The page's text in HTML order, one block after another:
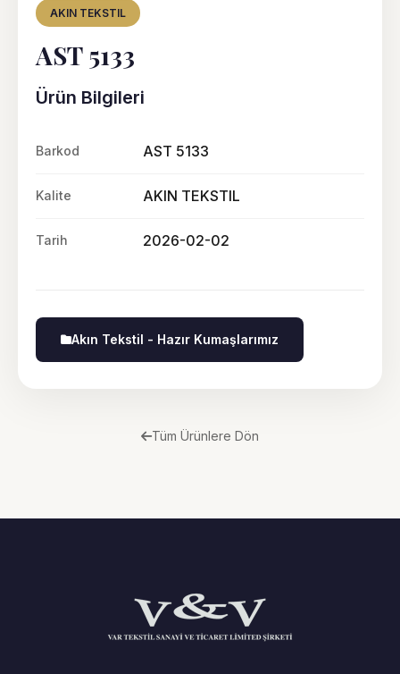
AKIN TEKSTIL
AST 5133
Ürün Bilgileri
Barkod AST 5133
Kalite AKIN TEKSTIL
Tarih 2026-02-02
Akın Tekstil - Hazır Kumaşlarımız
Tüm Ürünlere Dön